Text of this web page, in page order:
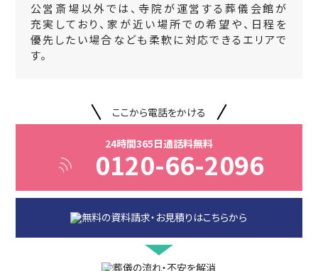
公営斎場以外では、寺院が運営する葬儀会館が
充実しており、家が近い場所での希望や、日程を
優先したい場合なども柔軟に対応できるエリアで
す。
ここから電話をかける
24時間365日通話料無料
0120-66-2096